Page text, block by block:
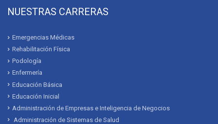
NUESTRAS CARRERAS
Emergencias Médicas
Rehabilitación Física
Podología
Enfermería
Educación Básica
Educación Inicial
Administración de Empresas e Inteligencia de Negocios
Administración de Sistemas de Salud